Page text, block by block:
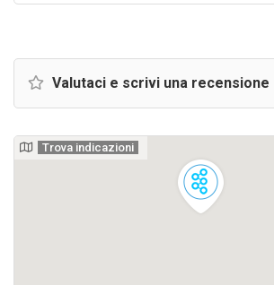
Valutaci e scrivi una recensione
Trova indicazioni